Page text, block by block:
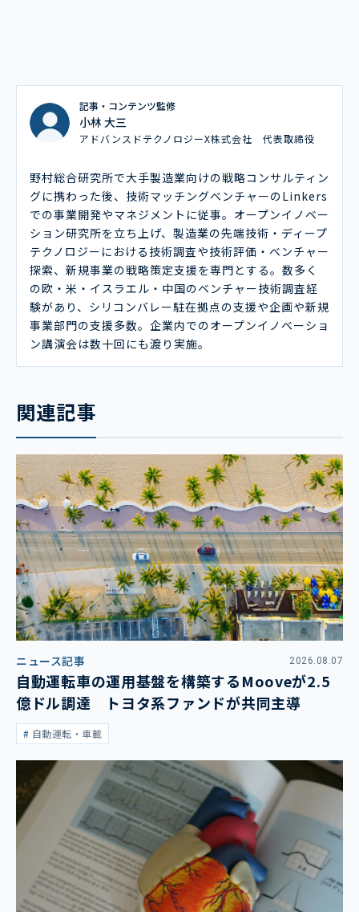
記事・コンテンツ監修
小林 大三
アドバンスドテクノロジーX株式会社 代表取締役
野村総合研究所で大手製造業向けの戦略コンサルティン
グに携わった後、技術マッチングベンチャーのLinkers
での事業開発やマネジメントに従事。オープンイノベー
ション研究所を立ち上げ、製造業の先端技術・ディープ
テクノロジーにおける技術調査や技術評価・ベンチャー
探索、新規事業の戦略策定支援を専門とする。数多く
の欧・米・イスラエル・中国のベンチャー技術調査経
験があり、シリコンバレー駐在拠点の支援や企画や新規
事業部門の支援多数。企業内でのオープンイノベーショ
ン講演会は数十回にも渡り実施。
関連記事
ニュース記事 2026.08.07
自動運転車の運用基盤を構築するMooveが2.5
億ドル調達 トヨタ系ファンドが共同主導
自動運転・車載